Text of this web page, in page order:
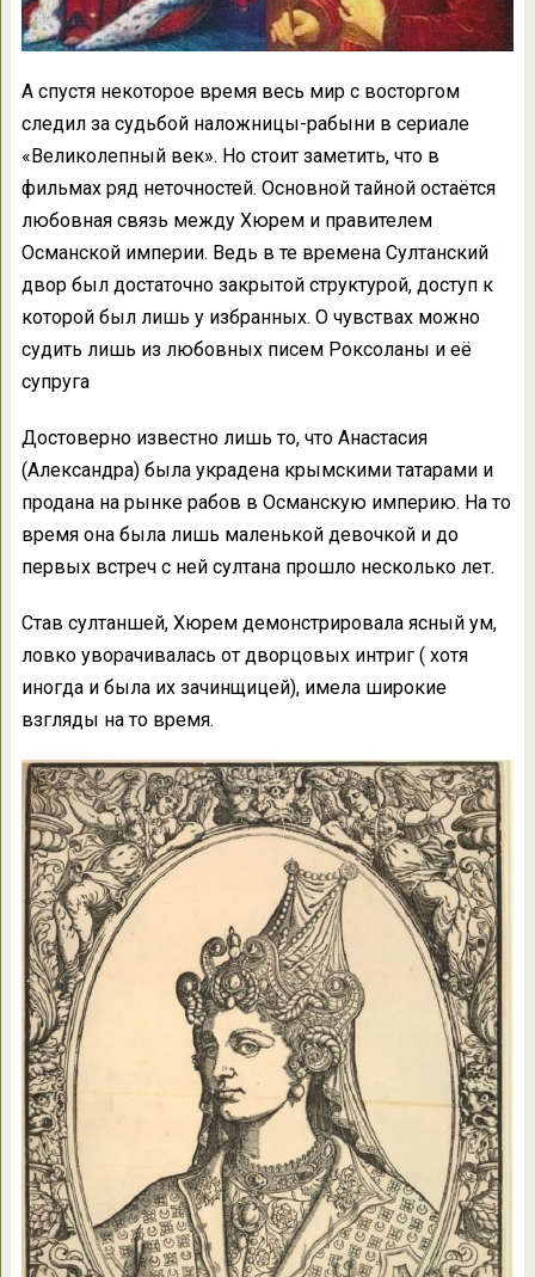
А спустя некоторое время весь мир с восторгом
следил за судьбой наложницы-рабыни в сериале
«Великолепный век». Но стоит заметить, что в
фильмах ряд неточностей. Основной тайной остаётся
любовная связь между Хюрем и правителем
Османской империи. Ведь в те времена Султанский
двор был достаточно закрытой структурой, доступ к
которой был лишь у избранных. О чувствах можно
судить лишь из любовных писем Роксоланы и её
супруга
Достоверно известно лишь то, что Анастасия
(Александра) была украдена крымскими татарами и
продана на рынке рабов в Османскую империю. На то
время она была лишь маленькой девочкой и до
первых встреч с ней султана прошло несколько лет.
Став султаншей, Хюрем демонстрировала ясный ум,
ловко уворачивалась от дворцовых интриг ( хотя
иногда и была их зачинщицей), имела широкие
взгляды на то время.